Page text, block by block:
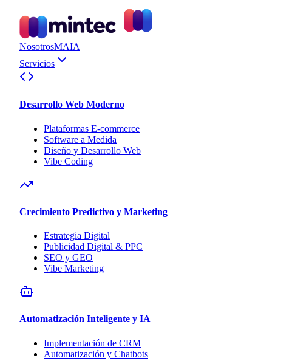
NosotrosMAIA
Servicios
Desarrollo Web Moderno
Plataformas E-commerce
Software a Medida
Diseño y Desarrollo Web
Vibe Coding
Crecimiento Predictivo y Marketing
Estrategia Digital
Publicidad Digital & PPC
SEO y GEO
Vibe Marketing
Automatización Inteligente y IA
Implementación de CRM
Automatización y Chatbots